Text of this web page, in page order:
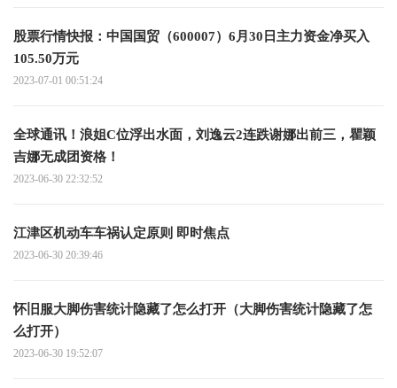
股票行情快报：中国国贸（600007）6月30日主力资金净买入
105.50万元
2023-07-01 00:51:24
全球通讯！浪姐C位浮出水面，刘逸云2连跌谢娜出前三，瞿颖
吉娜无成团资格！
2023-06-30 22:32:52
江津区机动车车祸认定原则 即时焦点
2023-06-30 20:39:46
怀旧服大脚伤害统计隐藏了怎么打开（大脚伤害统计隐藏了怎
么打开）
2023-06-30 19:52:07